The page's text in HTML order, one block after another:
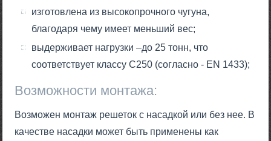
изготовлена из высокопрочного чугуна,
благодаря чему имеет меньший вес;
выдерживает нагрузки –до 25 тонн, что
соответствует классу С250 (согласно - EN 1433);
Возможности монтажа:
Возможен монтаж решеток с насадкой или без нее. В
качестве насадки может быть применены как